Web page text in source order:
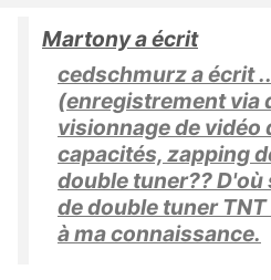
Martony a écrit
cedschmurz a écrit
(enregistrement via
visionnage de vidéo
capacités, zapping
double tuner?? D'où
de double tuner
à ma connaissance.